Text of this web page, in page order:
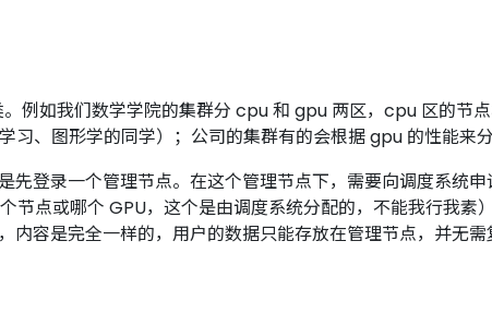
例如我们数学学院的集群分 cpu 和 gpu 两区，cpu 区的节
、图形学的同学）；公司的集群有的会根据 gpu 的性能来分
登录一个管理节点。在这个管理节点下，需要向调度系统
节点或哪个 GPU，这个是由调度系统分配的，不能我行我
容是完全一样的，用户的数据只能存放在管理节点，并无